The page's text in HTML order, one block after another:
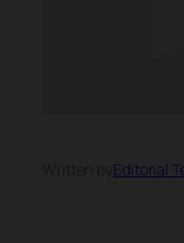
Editorial